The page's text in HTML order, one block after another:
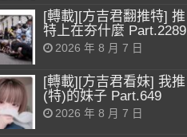
[轉載][方吉君翻推特] 推
特上在夯什麼 Part.2289
2026 年 8 月 7 日
[轉載][方吉君看妹] 我推
(特)的妹子 Part.649
2026 年 8 月 7 日